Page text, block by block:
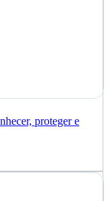
proteger e